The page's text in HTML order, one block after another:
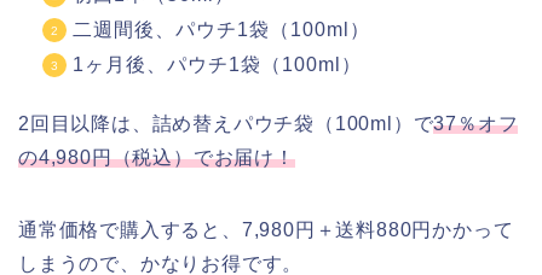
二週間後、パウチ1袋（100ml）
1ヶ月後、パウチ1袋（100ml）
2回目以降は、詰め替えパウチ袋（100ml）で37％オフ
の4,980円（税込）でお届け！
通常価格で購入すると、7,980円＋送料880円かかって
しまうので、かなりお得です。